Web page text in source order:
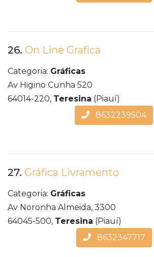
26. On Line Grafica
Categoria: Gráficas
Av Higino Cunha 520
64014-220, Teresina (Piauí)
8632239504
27. Gráfica Livramento
Categoria: Gráficas
Av Noronha Almeida, 3300
64045-500, Teresina (Piauí)
8632347717